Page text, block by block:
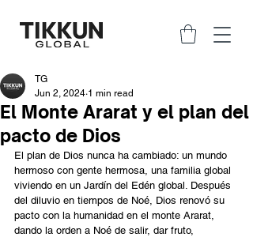
El Monte Ararat y el plan del
pacto de Dios
TG
Jun 2, 2024 1 min read
El plan de Dios nunca ha cambiado: un mundo
hermoso con gente hermosa, una familia global
viviendo en un Jardín del Edén global. Después
del diluvio en tiempos de Noé, Dios renovó su
pacto con la humanidad en el monte Ararat,
dando la orden a Noé de salir, dar fruto,